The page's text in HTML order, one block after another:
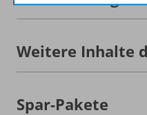
Weitere Inhalte
Spar-Pakete